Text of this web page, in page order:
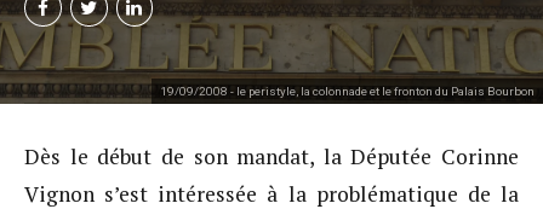
19/09/2008 - le peristyle, la colonnade et le fronton du Palais Bourbon
Dès le début de son mandat, la Députée Corinne
Vignon s’est intéressée à la problématique de la